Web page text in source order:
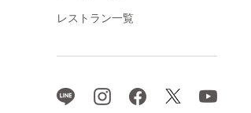
レストラン一覧